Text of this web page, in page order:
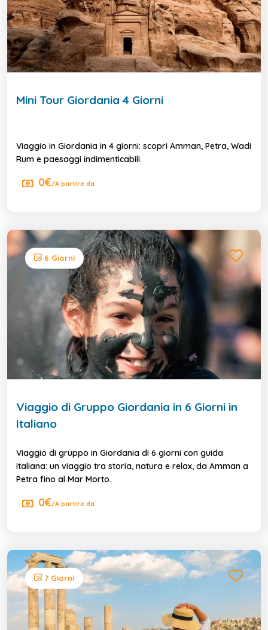
Mini Tour Giordania 4 Giorni
Viaggio in Giordania in 4 giorni: scopri Amman, Petra, Wadi
Rum e paesaggi indimenticabili.
0€/A partire da
6 Giorni
Viaggio di Gruppo Giordania in 6 Giorni in
Italiano
Viaggio di gruppo in Giordania di 6 giorni con guida
italiana: un viaggio tra storia, natura e relax, da Amman a
Petra fino al Mar Morto.
0€/A partire da
7 Giorni